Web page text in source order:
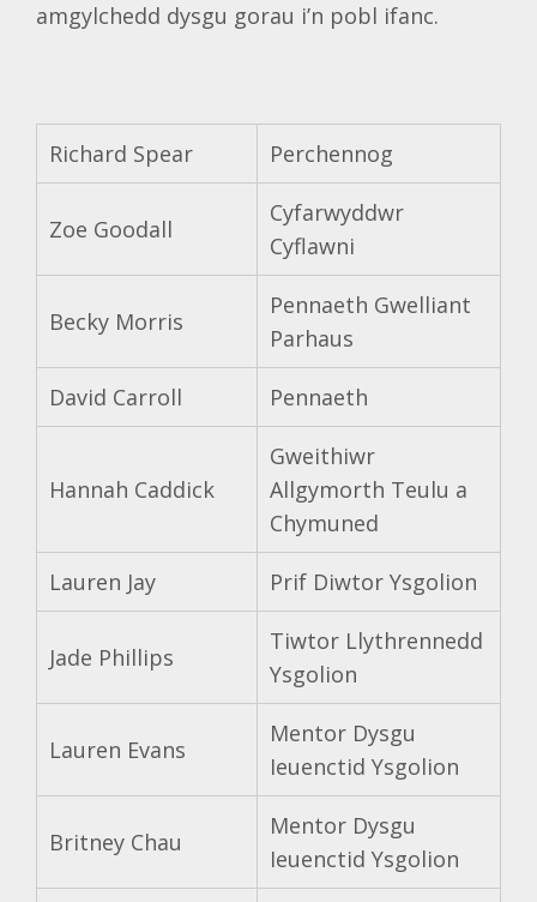
amgylchedd dysgu gorau i’n pobl ifanc.
Richard Spear Perchennog
Zoe Goodall
Cyfarwyddwr
Cyflawni
Becky Morris
Pennaeth Gwelliant
Parhaus
David Carroll Pennaeth
Hannah Caddick
Gweithiwr
Allgymorth Teulu a
Chymuned
Lauren Jay Prif Diwtor Ysgolion
Jade Phillips
Tiwtor Llythrennedd
Ysgolion
Lauren Evans
Mentor Dysgu
Ieuenctid Ysgolion
Britney Chau
Mentor Dysgu
Ieuenctid Ysgolion